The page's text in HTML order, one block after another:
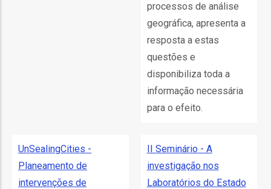
processos de análise
geográfica, apresenta a
resposta a estas
questões e
disponibiliza toda a
informação necessária
para o efeito.
UnSealingCities -
Planeamento de
intervenções de
II Seminário - A
investigação nos
Laboratórios do Estado